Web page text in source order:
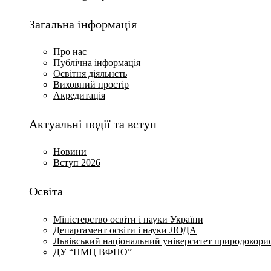
Загальна інформація
Про нас
Публічна інформація
Освітня діяльнсть
Виховний простір
Акредитація
Актуальні події та вступ
Новини
Вступ 2026
Освіта
Міністерство освіти і науки України
Департамент освіти і науки ЛОДА
Львівський національний університет
ДУ “НМЦ ВФПО”